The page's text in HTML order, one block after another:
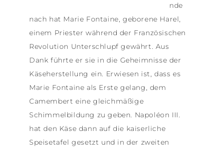
nde
nach hat Marie Fontaine, geborene Harel,
einem Priester während der Französischen
Revolution Unterschlupf gewährt. Aus
Dank führte er sie in die Geheimnisse der
Käseherstellung ein. Erwiesen ist, dass es
Marie Fontaine als Erste gelang, dem
Camembert eine gleichmäßige
Schimmelbildung zu geben. Napoléon III.
hat den Käse dann auf die kaiserliche
Speisetafel gesetzt und in der zweiten